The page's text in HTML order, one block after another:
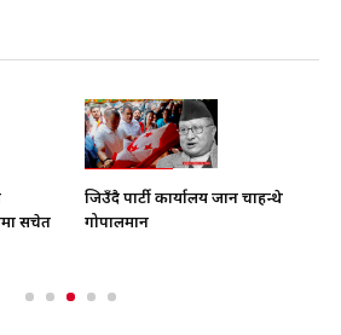
सचेत
जिउँदै पार्टी कार्यालय जान चाहन्थे
गोपालमान